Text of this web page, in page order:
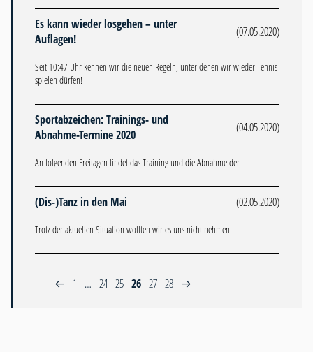
Es kann wieder losgehen – unter
Auflagen!
(07.05.2020)
Seit 10:47 Uhr kennen wir die neuen Regeln, unter denen wir wieder Tennis
spielen dürfen!
Sportabzeichen: Trainings- und
Abnahme-Termine 2020
(04.05.2020)
An folgenden Freitagen findet das Training und die Abnahme der
(Dis-)Tanz in den Mai (02.05.2020)
Trotz der aktuellen Situation wollten wir es uns nicht nehmen
← 1 … 24 25 26 27 28 →